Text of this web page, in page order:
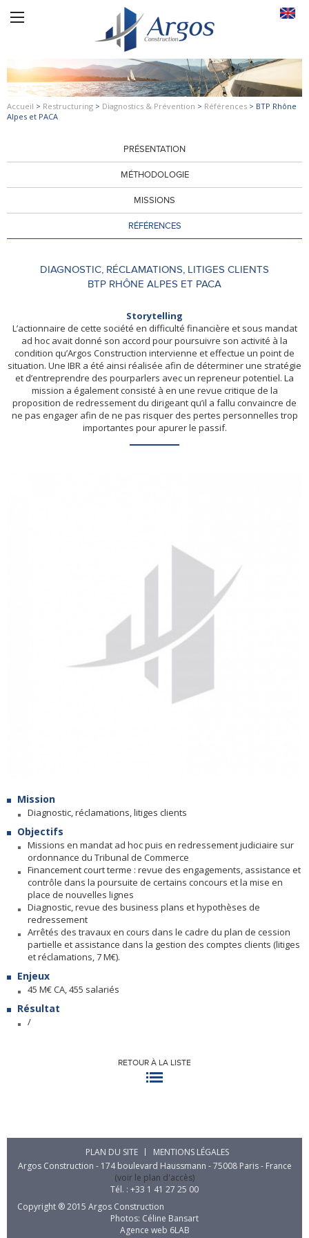
Accueil > Restructuring > Diagnostics & Prévention > Références > BTP Rhône
Alpes et PACA
PRÉSENTATION
MÉTHODOLOGIE
MISSIONS
RÉFÉRENCES
DIAGNOSTIC, RÉCLAMATIONS, LITIGES CLIENTS
BTP RHÔNE ALPES ET PACA
Storytelling
L’actionnaire de cette société en difficulté financière et sous mandat
ad hoc avait donné son accord pour poursuivre son activité à la
condition qu’Argos Construction intervienne et effectue un point de
situation. Une IBR a été ainsi réalisée afin de déterminer une stratégie
et d’entreprendre des pourparlers avec un repreneur potentiel. La
mission a également consisté à en une revue critique de la
proposition de redressement du dirigeant qu’il a fallu convaincre de
ne pas engager afin de ne pas risquer des pertes personnelles trop
importantes pour apurer le passif.
Mission
Diagnostic, réclamations, litiges clients
Objectifs
Missions en mandat ad hoc puis en redressement judiciaire sur
ordonnance du Tribunal de Commerce
Financement court terme : revue des engagements, assistance et
contrôle dans la poursuite de certains concours et la mise en
place de nouvelles lignes
Diagnostic, revue des business plans et hypothèses de
redressement
Arrêtés des travaux en cours dans le cadre du plan de cession
partielle et assistance dans la gestion des comptes clients (litiges
et réclamations, 7 M€).
Enjeux
45 M€ CA, 455 salariés
Résultat
/
RETOUR À LA LISTE
PLAN DU SITE
MENTIONS LÉGALES
Argos Construction - 174 boulevard Haussmann - 75008 Paris - France
(voir le plan d'accès)
Tél. : +33 1 41 27 25 00
Copyright ® 2015 Argos Construction
Photos: Céline Bansart
Agence web 6LAB